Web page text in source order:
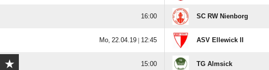
 SC RW Nienborg
  |  ASV Ellewick II
 TG Almsick